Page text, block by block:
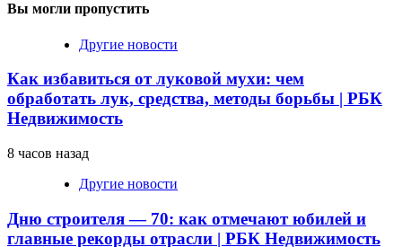
Вы могли пропустить
Другие новости
Как избавиться от луковой мухи: чем
обработать лук, средства, методы борьбы | РБК
Недвижимость
8 часов назад
Другие новости
Дню строителя — 70: как отмечают юбилей и
главные рекорды отрасли | РБК Недвижимость